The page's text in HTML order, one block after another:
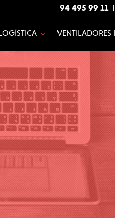
94 495 99 11
VENTILADORES